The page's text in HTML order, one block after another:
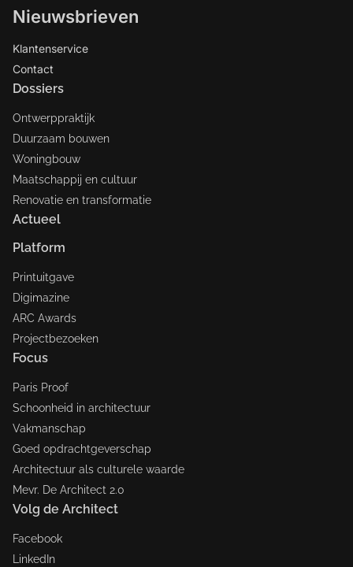
Nieuwsbrieven
Klantenservice
Contact
Dossiers
Ontwerppraktijk
Duurzaam bouwen
Woningbouw
Maatschappij en cultuur
Renovatie en transformatie
Actueel
Platform
Printuitgave
Digimazine
ARC Awards
Projectbezoeken
Focus
Paris Proof
Schoonheid in architectuur
Vakmanschap
Goed opdrachtgeverschap
Architectuur als culturele waarde
Mevr. De Architect 2.0
Volg de Architect
Facebook
LinkedIn